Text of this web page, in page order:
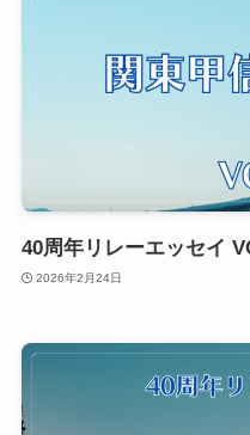
40周年リレーエッセイ
2026年2月24日